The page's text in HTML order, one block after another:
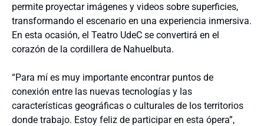
permite proyectar imágenes y videos sobre superficies,
transformando el escenario en una experiencia inmersiva.
En esta ocasión, el Teatro UdeC se convertirá en el
corazón de la cordillera de Nahuelbuta.
“Para mí es muy importante encontrar puntos de
conexión entre las nuevas tecnologías y las
características geográficas o culturales de los territorios
donde trabajo. Estoy feliz de participar en esta ópera”,